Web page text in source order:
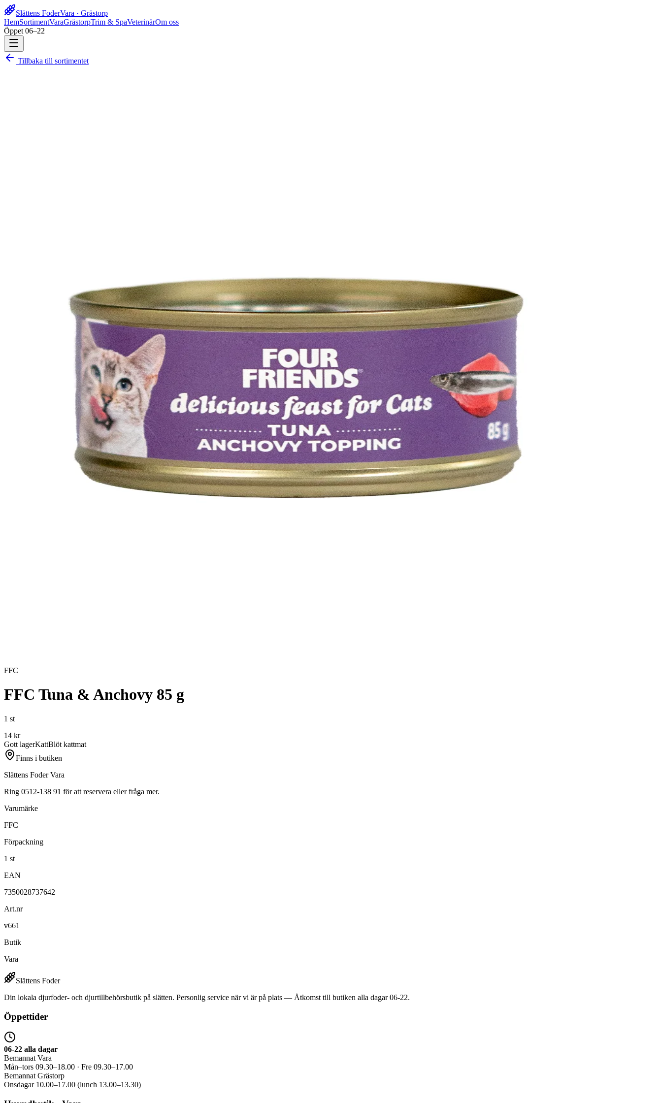
Slättens FoderVara · Grästorp
HemSortimentVaraGrästorpTrim & SpaVeterinärOm oss
Öppet 06–22
Tillbaka till sortimentet
FFC
FFC Tuna & Anchovy 85 g
1 st
14 kr
Gott lagerKattBlöt kattmat
Finns i butiken
Slättens Foder Vara
Ring 0512-138 91 för att reservera eller fråga mer.
Varumärke
FFC
Förpackning
1 st
EAN
7350028737642
Art.nr
v661
Butik
Vara
Slättens Foder
Din lokala djurfoder- och djurtillbehörsbutik på slätten. Personlig service när vi är på plats — Åtkomst till butiken alla dagar 06-22.
Öppettider
06-22 alla dagar
Bemannat Vara
Mån–tors 09.30–18.00 · Fre 09.30–17.00
Bemannat Grästorp
Onsdagar 10.00–17.00 (lunch 13.00–13.30)